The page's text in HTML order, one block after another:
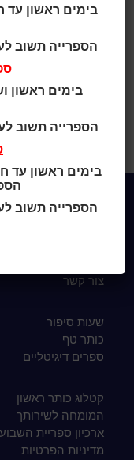
הילדים ייסגר בשעה 18:00 באופן חד פעמי
בשל קיום המופע של
מוזמנים ומוזמנות
צור קשר
שעות סיפור
כותר טף
ספרים דיגיטליים
קטלוג כותר ראשון
המומחה לשירותך
ארכיון ספריית השבוע
מדיניות הפרטיות
הספרייה תשוב
הספרייה תשוב
הספרייה תשוב